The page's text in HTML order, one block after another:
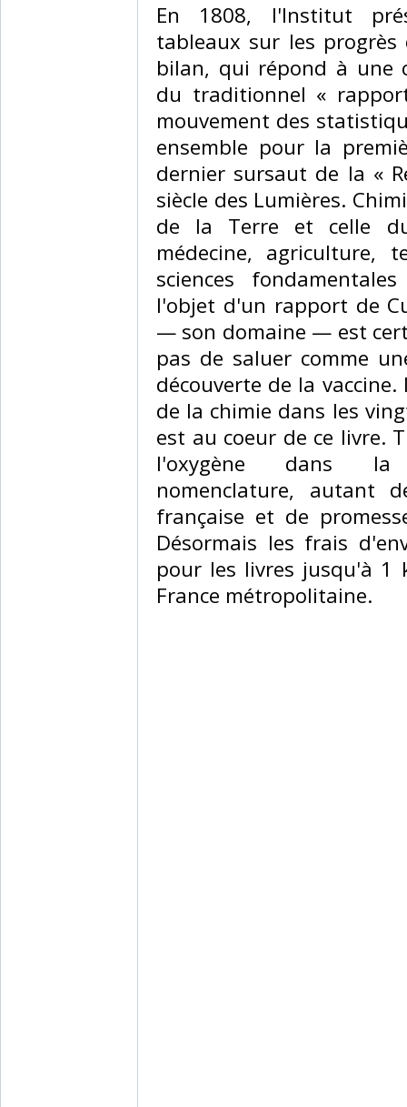
‎En 1808, l'Institut
tableaux sur les
bilan, qui répond à une
du traditionnel «
mouvement des
ensemble pour la
dernier sursaut de la «
siècle des Lumières.
de la Terre et celle
médecine, agriculture,
sciences
l'objet d'un rapport de
— son domaine — est
pas de saluer comme
découverte de la
de la chimie dans les
est au coeur de ce livre.
l'oxygène dans la
nomenclature, autant
française et de
Désormais les frais
pour les livres jusqu'à 1
France métropolitaine.‎